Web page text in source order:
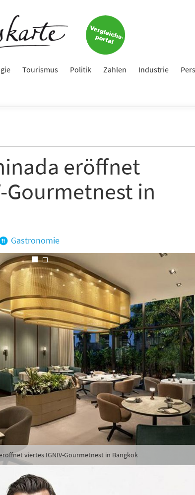
Tourismus Politik Zahlen Industrie
eröffnet
Gourmetnest in
Gastronomie
viertes IGNIV-Gourmetnest in Bangkok